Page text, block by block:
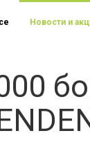
Новости и